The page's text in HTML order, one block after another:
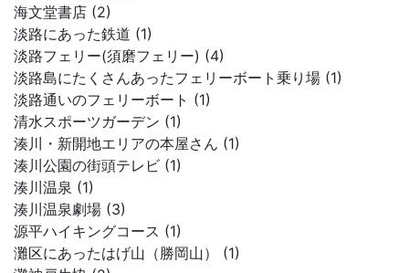
海文堂書店 (2)
淡路にあった鉄道 (1)
淡路フェリー(須磨フェリー) (4)
淡路島にたくさんあったフェリーボート乗り場 (1)
淡路通いのフェリーボート (1)
清水スポーツガーデン (1)
湊川・新開地エリアの本屋さん (1)
湊川公園の街頭テレビ (1)
湊川温泉 (1)
湊川温泉劇場 (3)
源平ハイキングコース (1)
灘区にあったはげ山（勝岡山） (1)